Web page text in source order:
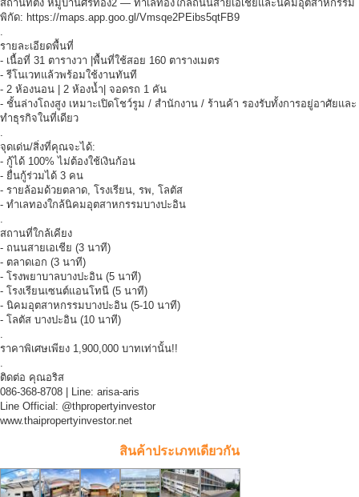
สถานที่ตั้ง หมู่บ้านศรีทอง2 — ทำเลทองใกล้ถนนสายเอเชียและนิคมอุตสาหกรรม
พิกัด: https://maps.app.goo.gl/Vmsqe2PEibs5qtFB9
.
รายละเอียดพื้นที่
- เนื้อที่ 31 ตารางวา |พื้นที่ใช้สอย 160 ตารางเมตร
- รีโนเวทแล้วพร้อมใช้งานทันที
- 2 ห้องนอน | 2 ห้องน้ำ| จอดรถ 1 คัน
- ชั้นล่างโถงสูง เหมาะเปิดโชว์รูม / สำนักงาน / ร้านค้า รองรับทั้งการอยู่อาศัยและ
ทำธุรกิจในที่เดียว
.
จุดเด่น/สิ่งที่คุณจะได้:
- กู้ได้ 100% ไม่ต้องใช้เงินก้อน
- ยื่นกู้ร่วมได้ 3 คน
- รายล้อมด้วยตลาด, โรงเรียน, รพ, โลตัส
- ทำเลทองใกล้นิคมอุตสาหกรรมบางปะอิน
.
สถานที่ใกล้เคียง
- ถนนสายเอเชีย (3 นาที)
- ตลาดเอก (3 นาที)
- โรงพยาบาลบางปะอิน (5 นาที)
- โรงเรียนเซนต์แอนโทนี (5 นาที)
- นิคมอุตสาหกรรมบางปะอิน (5-10 นาที)
- โลตัส บางปะอิน (10 นาที)
.
ราคาพิเศษเพียง 1,900,000 บาทเท่านั้น!!
.
ติดต่อ คุณอริส
086-368-8708 | Line: arisa-aris
Line Official: @thpropertyinvestor
www.thaipropertyinvestor.net
สินค้าประเภทเดียวกัน